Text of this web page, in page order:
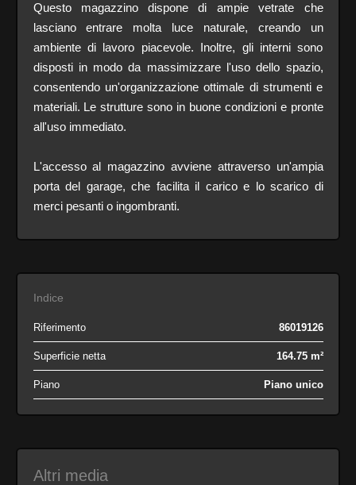
Questo magazzino dispone di ampie vetrate che
lasciano entrare molta luce naturale, creando un
ambiente di lavoro piacevole. Inoltre, gli interni sono
disposti in modo da massimizzare l'uso dello spazio,
consentendo un'organizzazione ottimale di strumenti e
materiali. Le strutture sono in buone condizioni e pronte
all'uso immediato.
L'accesso al magazzino avviene attraverso un'ampia
porta del garage, che facilita il carico e lo scarico di
merci pesanti o ingombranti.
Indice
Riferimento 86019126
Superficie netta 164.75 m²
Piano Piano unico
Altri media